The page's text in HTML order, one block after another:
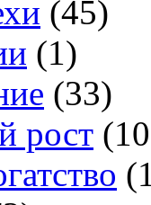
(45)
(1)
(33)
рост